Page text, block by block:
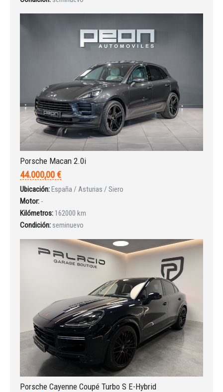
Iniciar sesión
INICIAR SESIÓN
¿Ha olvidado la contraseña?
Porsche Macan 2.0i
44.000,00 €
Ubicación:España / Asturias / Siero
Motor: -
Kilómetros: 162000 km
Condición: seminuevo
Porsche Cayenne Coupé Turbo S E-Hybrid